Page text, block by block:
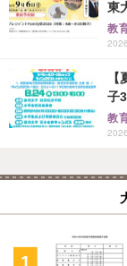
東
教
子
教